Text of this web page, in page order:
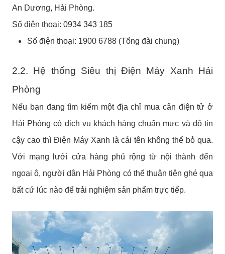
An Dương, Hải Phòng.
Số điện thoại: 0934 343 185
Số điện thoại: 1900 6788 (Tổng đài chung)
2.2. Hệ thống Siêu thị Điện Máy Xanh Hải
Phòng
Nếu bạn đang tìm kiếm một địa chỉ mua cân điện tử ở
Hải Phòng có dịch vụ khách hàng chuẩn mực và độ tin
cậy cao thì Điện Máy Xanh là cái tên không thể bỏ qua.
Với mạng lưới cửa hàng phủ rộng từ nội thành đến
ngoại ô, người dân Hải Phòng có thể thuận tiện ghé qua
bất cứ lúc nào để trải nghiệm sản phẩm trực tiếp.